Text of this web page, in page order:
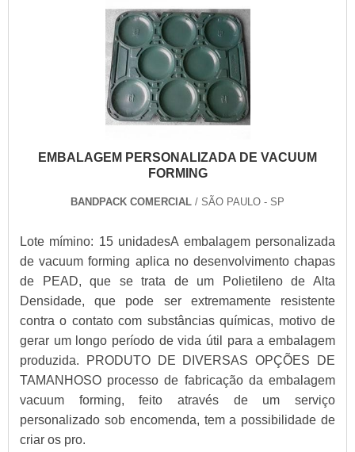
EMBALAGEM PERSONALIZADA DE VACUUM
FORMING
BANDPACK COMERCIAL / SÃO PAULO - SP
Lote mímino: 15 unidadesA embalagem personalizada
de vacuum forming aplica no desenvolvimento chapas
de PEAD, que se trata de um Polietileno de Alta
Densidade, que pode ser extremamente resistente
contra o contato com substâncias químicas, motivo de
gerar um longo período de vida útil para a embalagem
produzida. PRODUTO DE DIVERSAS OPÇÕES DE
TAMANHOSO processo de fabricação da embalagem
vacuum forming, feito através de um serviço
personalizado sob encomenda, tem a possibilidade de
criar os pro.